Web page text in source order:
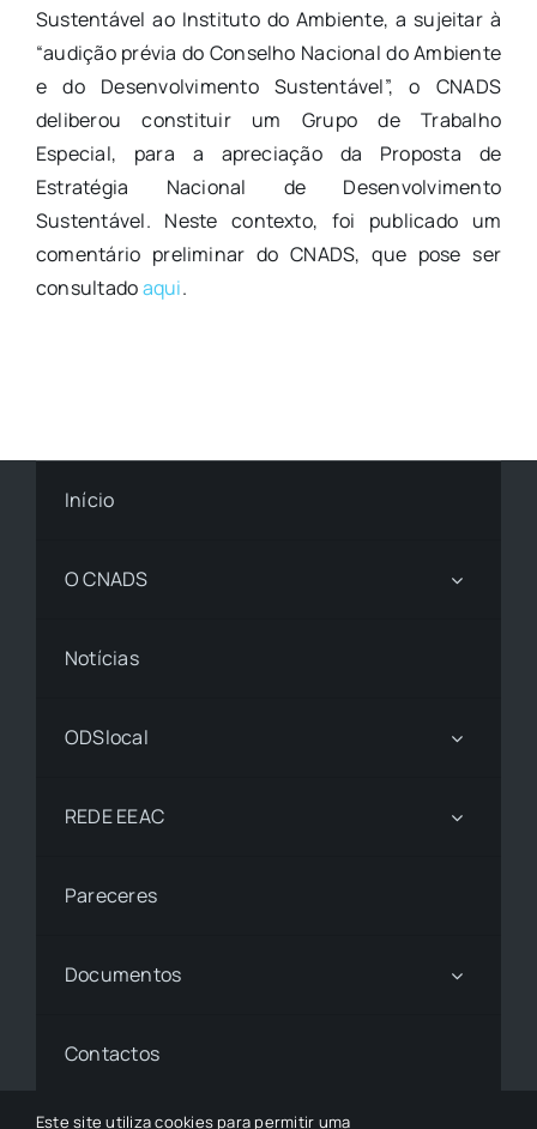
Sustentável ao Instituto do Ambiente, a sujeitar à
“audição prévia do Conselho Nacional do Ambiente
e do Desenvolvimento Sustentável”, o CNADS
deliberou constituir um Grupo de Trabalho
Especial, para a apreciação da Proposta de
Estratégia Nacional de Desenvolvimento
Sustentável. Neste contexto, foi publicado um
comentário preliminar do CNADS, que pose ser
consultadoaqui.
Início
O CNADS
Notícias
ODSlocal
REDE EEAC
Pareceres
Documentos
Contactos
Este site utiliza cookies para permitir uma